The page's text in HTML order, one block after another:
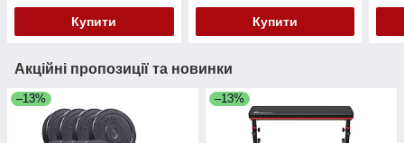
Купити Купити
Акційні пропозиції та новинки
–13% –13%